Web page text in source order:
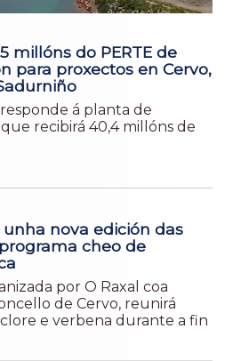
millóns do PERTE de
para proxectos en Cervo,
á planta de
recibirá 40,4 millóns de
nova edición das
cheo de
por O Raxal coa
de Cervo, reunirá
e verbena durante a fin